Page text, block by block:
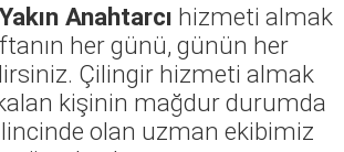
Anahtarcı hizmeti almak
her günü, günün her
Çilingir hizmeti almak
kişinin mağdur durumda
olan uzman ekibimiz